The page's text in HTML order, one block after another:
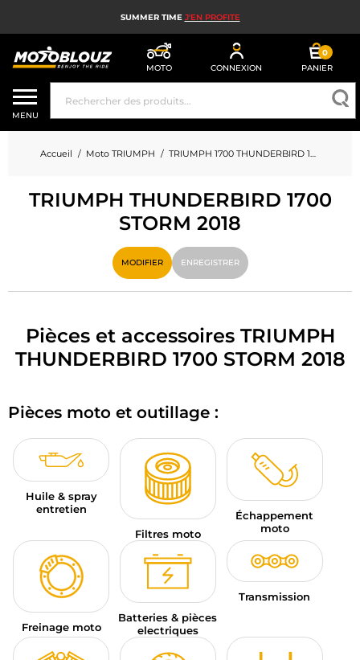
SUMMER TIME J'EN PROFITE
MOTO CONNEXION
0
PANIER
CASQUE MOTO
ÉQUIPEMENT MOTO HOMME
ÉQUIPEMENT MOTO FEMME
MX, ENDURO ET TRIAL
HIGH TECH MOTO
AIRBAG MOTO
ACCESSOIRES MOTO
PNEUS MOTO
SPORTSWEAR
BONS PLANS ET PROMO
CARTES CADEAUX
FR | EUR € — MODIFIER
MARQUES
CONSEILS
MENU
Accueil Moto TRIUMPH TRIUMPH 1700 THUNDERBIRD 1700 STORM
TRIUMPH THUNDERBIRD 1700
STORM 2018
MODIFIER ENREGISTRER
Pièces et accessoires TRIUMPH
THUNDERBIRD 1700 STORM 2018
Pièces moto et outillage :
Huile & spray
entretien
Filtres moto
Échappement
moto
Freinage moto
Batteries & pièces
electriques
Transmission